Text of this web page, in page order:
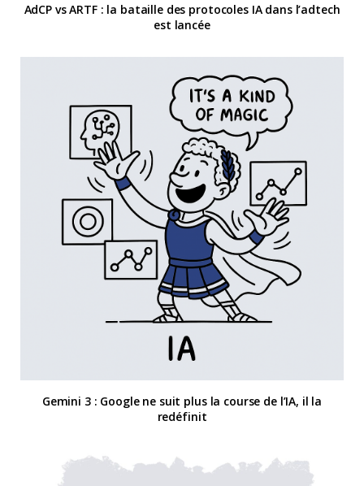
AdCP vs ARTF : la bataille des protocoles IA dans l’adtech
est lancée
Gemini 3 : Google ne suit plus la course de l’IA, il la
redéfinit